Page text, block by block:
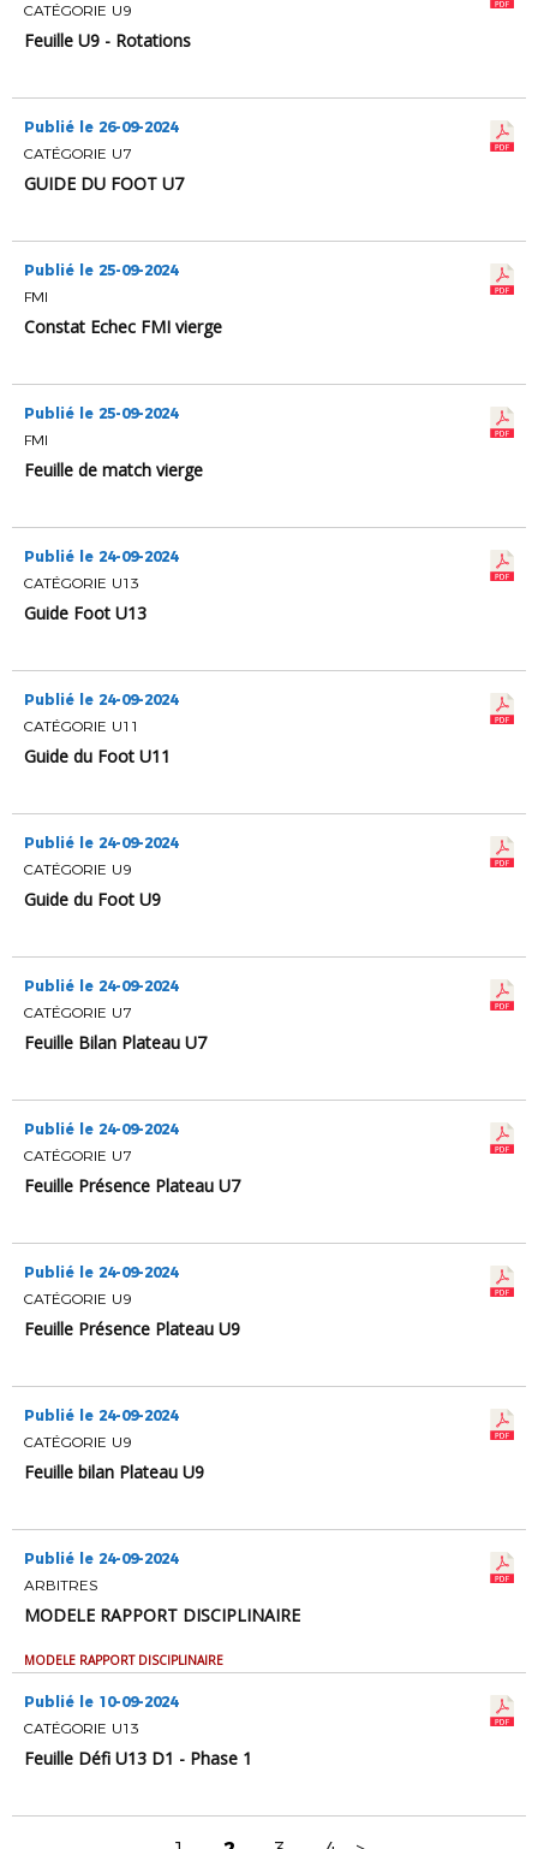
CATÉGORIE U9
Feuille U9 - Rotations
Publié le 26-09-2024
CATÉGORIE U7
GUIDE DU FOOT U7
Publié le 25-09-2024
FMI
Constat Echec FMI vierge
Publié le 25-09-2024
FMI
Feuille de match vierge
Publié le 24-09-2024
CATÉGORIE U13
Guide Foot U13
Publié le 24-09-2024
CATÉGORIE U11
Guide du Foot U11
Publié le 24-09-2024
CATÉGORIE U9
Guide du Foot U9
Publié le 24-09-2024
CATÉGORIE U7
Feuille Bilan Plateau U7
Publié le 24-09-2024
CATÉGORIE U7
Feuille Présence Plateau U7
Publié le 24-09-2024
CATÉGORIE U9
Feuille Présence Plateau U9
Publié le 24-09-2024
CATÉGORIE U9
Feuille bilan Plateau U9
Publié le 24-09-2024
ARBITRES
MODELE RAPPORT DISCIPLINAIRE
MODELE RAPPORT DISCIPLINAIRE
Publié le 10-09-2024
CATÉGORIE U13
Feuille Défi U13 D1 - Phase 1